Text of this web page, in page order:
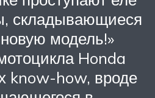
складывающиеся
модель!»
Honda
know-how, вроде